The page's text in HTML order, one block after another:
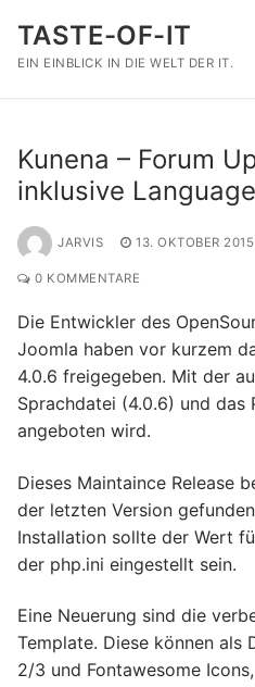
Inhalt
springen
TASTE-OF-IT
EIN EINBLICK IN DIE WELT DER IT.
Kunena – Forum
inklusive
JARVIS 13. OKTOBER 2015
0 KOMMENTARE
Die Entwickler des
Joomla haben vor kurzem
4.0.6 freigegeben. Mit der
Sprachdatei (4.0.6) und das
angeboten wird.
Dieses Maintaince Release
der letzten Version
Installation sollte der Wert
der php.ini eingestellt sein.
Eine Neuerung sind die
Template. Diese können als
2/3 und Fontawesome